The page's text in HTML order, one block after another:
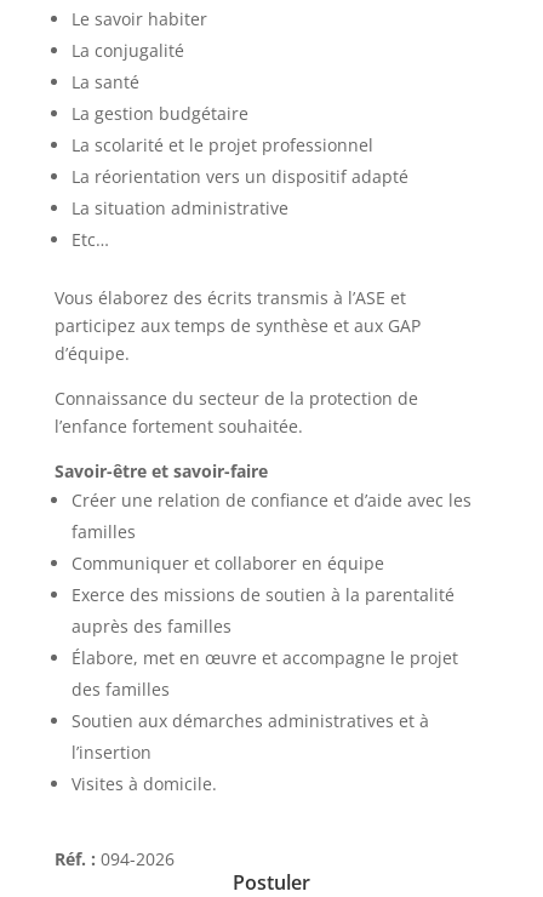
Le savoir habiter
La conjugalité
La santé
La gestion budgétaire
La scolarité et le projet professionnel
La réorientation vers un dispositif adapté
La situation administrative
Etc…
Vous élaborez des écrits transmis à l’ASE et
participez aux temps de synthèse et aux GAP
d’équipe.
Connaissance du secteur de la protection de
l’enfance fortement souhaitée.
Savoir-être et savoir-faire
Créer une relation de confiance et d’aide avec les
familles
Communiquer et collaborer en équipe
Exerce des missions de soutien à la parentalité
auprès des familles
Élabore, met en œuvre et accompagne le projet
des familles
Soutien aux démarches administratives et à
l’insertion
Visites à domicile.
Réf. : 094-2026
Postuler